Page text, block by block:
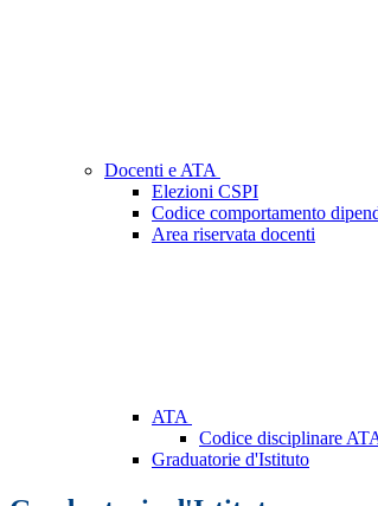
Docenti e ATA
Elezioni CSPI
Codice comportamento
Area riservata docenti
ATA
Codice disciplinare
Graduatorie d'Istituto